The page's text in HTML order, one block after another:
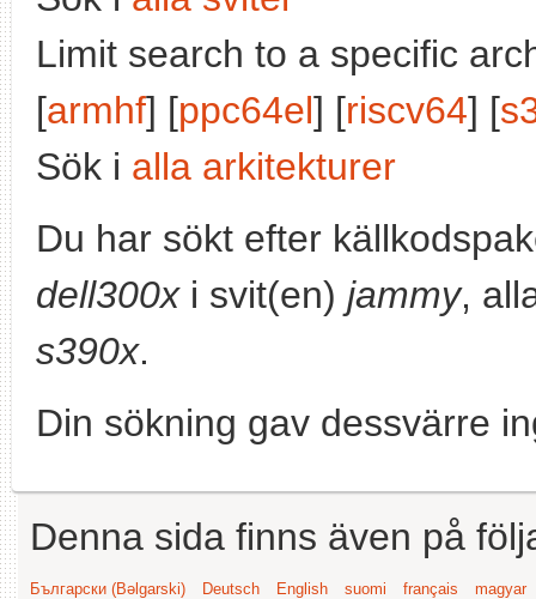
Limit search to a specific
[armhf] [ppc64el] [riscv64] [
Sök i alla arkitekturer
Du har sökt efter
dell300xi svit(en) jammy,
s390x.
Din sökning gav dessvärre
Denna sida finns även på
Български (Bəlgarski) Deutsch English suomi français
magyar